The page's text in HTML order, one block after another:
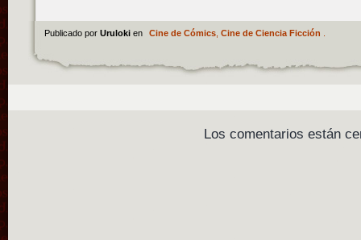
Publicado por Uruloki en Cine de Cómics, Cine de Ciencia Ficción
Los comentarios están